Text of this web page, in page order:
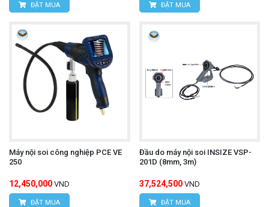
ĐẶT MUA ĐẶT MUA
Máy nội soi công nghiệp PCE VE
250
12,450,000 VND
ĐẶT MUA
Đầu do máy nội soi INSIZE VSP-
201D (8mm, 3m)
37,524,500 VND
ĐẶT MUA